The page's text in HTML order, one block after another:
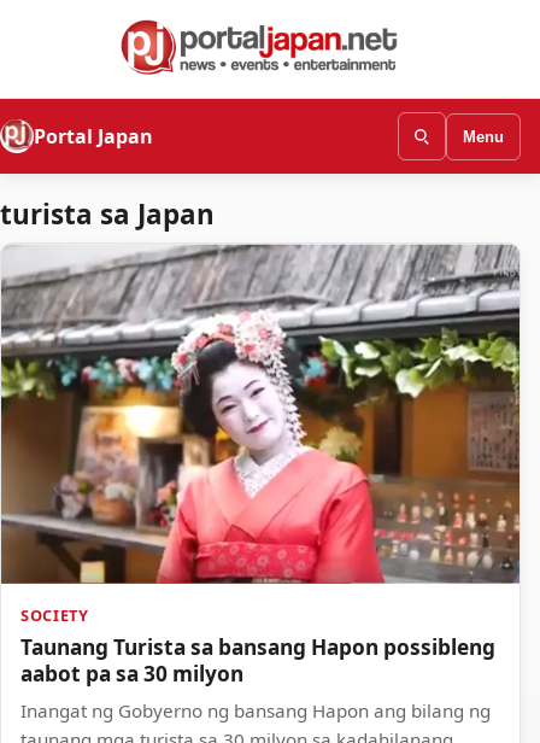
Portal Japan Menu
turista sa Japan
SOCIETY
Taunang Turista sa bansang Hapon possibleng
aabot pa sa 30 milyon
Inangat ng Gobyerno ng bansang Hapon ang bilang ng